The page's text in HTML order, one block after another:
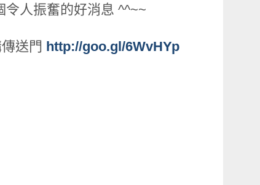
人振奮的好消息 ^^~~
送門 http://goo.gl/6WvHYp